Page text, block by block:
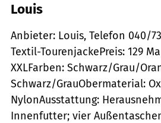
Louis
Anbieter: Louis, Telefon 040/
Textil-TourenjackePreis: 129
XXLFarben: Schwarz/Grau/
Schwarz/GrauObermaterial:
NylonAusstattung:
Innenfutter; vier